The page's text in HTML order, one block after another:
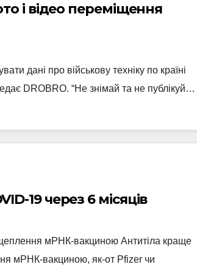
і відео переміщення
дані про військову техніку по країні
DROBRO. “Не знімай та не публікуй…
19 через 6 місяців
мРНК-вакциною Антитіла краще
мРНК-вакциною, як-от Pfizer чи